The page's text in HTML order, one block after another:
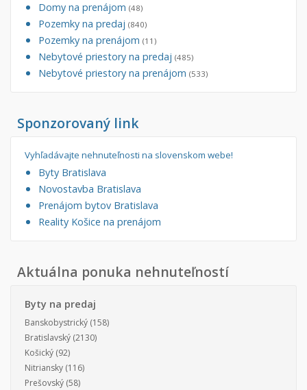
Domy na prenájom (48)
Pozemky na predaj (840)
Pozemky na prenájom (11)
Nebytové priestory na predaj (485)
Nebytové priestory na prenájom (533)
Sponzorovaný link
Vyhľadávajte nehnuteľnosti na slovenskom webe!
Byty Bratislava
Novostavba Bratislava
Prenájom bytov Bratislava
Reality Košice na prenájom
Aktuálna ponuka nehnuteľností
Byty na predaj
Banskobystrický (158)
Bratislavský (2130)
Košický (92)
Nitriansky (116)
Prešovský (58)